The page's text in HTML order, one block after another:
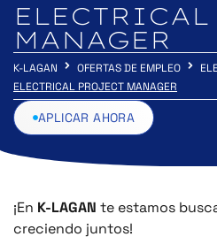
MANAGER
K-LAGAN OFERTAS DE EMPLEO
ELECTRICAL PROJECT MANAGER
APLICAR AHORA
¡En K-LAGAN te estamos
creciendo juntos!